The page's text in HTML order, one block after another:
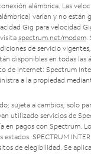
alámbrica. Las
varían y no están
Gig para velocidad
spectrum.net/modem
de servicio
disponibles en todas las
de Internet: Spectrum
a la propiedad
sujeta a cambios; solo
utilizado servicios de
en pagos con Spectrum.
SPECTRUM
de elegibilidad. Se